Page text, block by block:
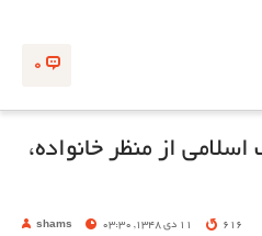
0
از منظر خانواده،
shams 11 دی 1348, 03:30 616